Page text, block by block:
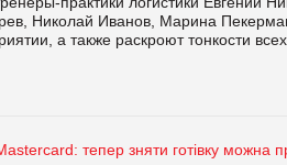
Николай Иванов, Марина
а также раскроют тонкости
тепер зняти готівку можна